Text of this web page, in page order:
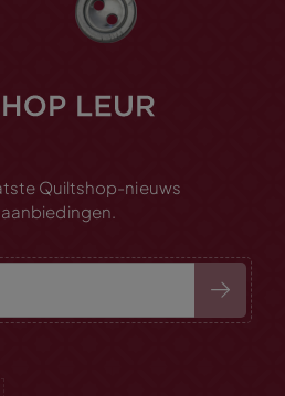
Quiltshop-nieuws